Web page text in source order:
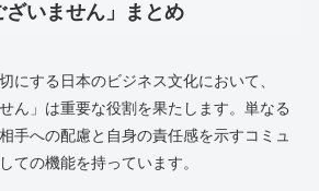
ざいません」まとめ
にする日本のビジネス文化において、
ん」は重要な役割を果たします。単なる
手への配慮と自身の責任感を示すコミュ
ての機能を持っています。